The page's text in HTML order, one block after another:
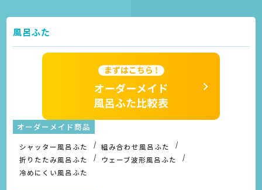
風呂ふた
オーダーメイド商品
シャッター風呂ふた
組み合わせ風呂ふた
折りたたみ風呂ふた
ウェーブ波形風呂ふた
冷めにくい風呂ふた